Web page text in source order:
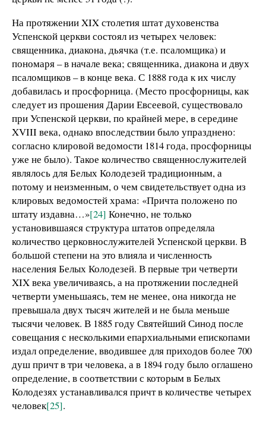
На протяжении XIX столетия штат духовенства
Успенской церкви состоял из четырех человек:
священника, диакона, дьячка (т.е. псаломщика) и
пономаря – в начале века; священника, диакона и двух
псаломщиков – в конце века. С 1888 года к их числу
добавилась и просфорница. (Место просфорницы, как
следует из прошения Дарии Евсеевой, существовало
при Успенской церкви, по крайней мере, в середине
XVIII века, однако впоследствии было упразднено:
согласно клировой ведомости 1814 года, просфорницы
уже не было). Такое количество священнослужителей
являлось для Белых Колодезей традиционным, а
потому и неизменным, о чем свидетельствует одна из
клировых ведомостей храма: «Причта положено по
штату издавна…»[24] Конечно, не только
установившаяся структура штатов определяла
количество церковнослужителей Успенской церкви. В
большой степени на это влияла и численность
населения Белых Колодезей. В первые три четверти
XIX века увеличиваясь, а на протяжении последней
четверти уменьшаясь, тем не менее, она никогда не
превышала двух тысяч жителей и не была меньше
тысячи человек. В 1885 году Святейший Синод после
совещания с несколькими епархиальными епископами
издал определение, вводившее для приходов более 700
душ причт в три человека, а в 1894 году было оглашено
определение, в соответствии с которым в Белых
Колодезях устанавливался причт в количестве четырех
человек[25].